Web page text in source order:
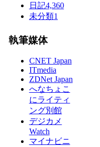
日記4,360
未分類1
執筆媒体
CNET Japan
ITmedia
ZDNet Japan
へなちょこ
にライティ
ング別館
デジカメ
Watch
マイナビニ